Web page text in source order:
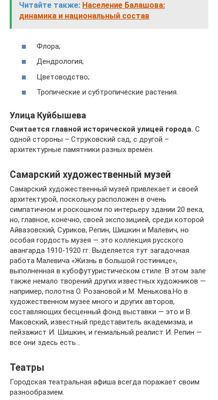
Читайте также: Население Балашова:
динамика и национальный состав
Флора;
Дендрология;
Цветоводство;
Тропические и субтропические растения.
Улица Куйбышева
Считается главной исторической улицей города. С
одной стороны – Струковский сад, с другой –
архитектурные памятники разных времён.
Самарский художественный музей
Самарский художественный музей привлекает и своей
архитектурой, поскольку расположен в очень
симпатичном и роскошном по интерьеру здании 20 века,
но, главное, конечно, своей экспозицией, среди которой
Айвазовский, Суриков, Репин, Шишкин и Малевич, но
особая гордость музея — это коллекция русского
авангарда 1910-1920 гг. Выделяется тут загадочная
работа Малевича «Жизнь в большой гостинице»,
выполненная в кубофутуристическом стиле. В этом зале
также немало творений других известных художников —
например, полотна О. Розановой и М. Менькова.Но в
художественном музее много и других авторов,
составляющих бесценный фонд выставки — это и В.
Маковский, известный представитель академизма, и
пейзажист И. Шишкин, и гениальный реалист И. Репин —
все они здесь есть…
Театры
Городская театральная афиша всегда поражает своим
разнообразием.